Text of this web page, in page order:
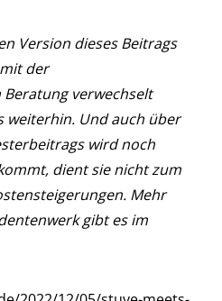
Version dieses Beitrags
der
verwechselt
weiterhin. Und auch über
wird noch
dient sie nicht zum
Mehr
gibt es im